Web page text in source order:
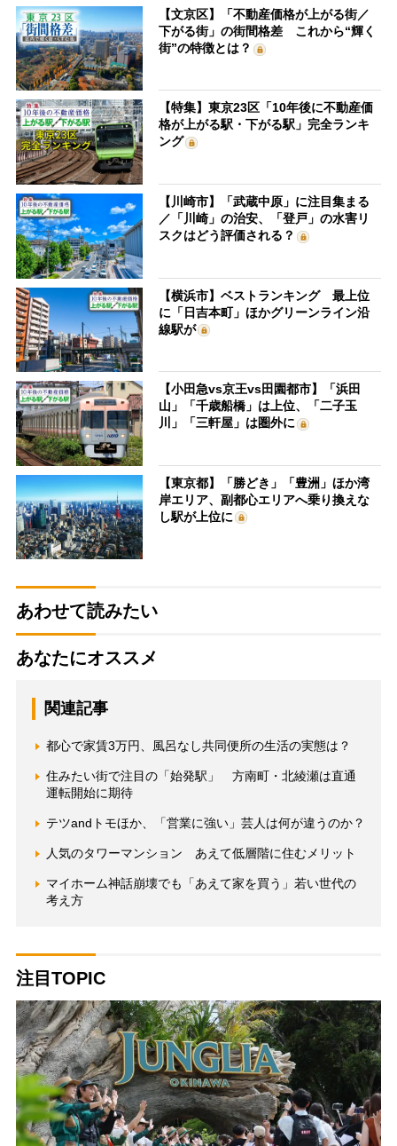
【文京区】「不動産価格が上がる街／
下がる街」の街間格差 これから“輝く
街”の特徴とは？
【特集】東京23区「10年後に不動産価
格が上がる駅・下がる駅」完全ランキ
ング
【川崎市】「武蔵中原」に注目集まる
／「川崎」の治安、「登戸」の水害リ
スクはどう評価される？
【横浜市】ベストランキング 最上位
に「日吉本町」ほかグリーンライン沿
線駅が
【小田急vs京王vs田園都市】「浜田
山」「千歳船橋」は上位、「二子玉
川」「三軒屋」は圏外に
【東京都】「勝どき」「豊洲」ほか湾
岸エリア、副都心エリアへ乗り換えな
し駅が上位に
あわせて読みたい
あなたにオススメ
関連記事
都心で家賃3万円、風呂なし共同便所の生活の実態は？
住みたい街で注目の「始発駅」 方南町・北綾瀬は直通
運転開始に期待
テツandトモほか、「営業に強い」芸人は何が違うのか？
人気のタワーマンション あえて低層階に住むメリット
マイホーム神話崩壊でも「あえて家を買う」若い世代の
考え方
注目TOPIC